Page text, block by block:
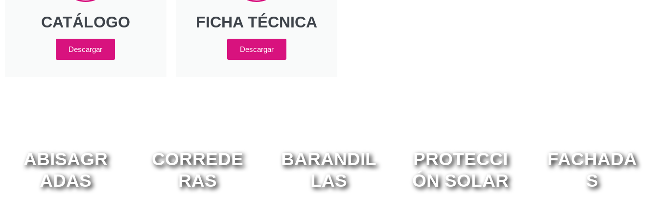
CATÁLOGO
Descargar
FICHA TÉCNICA
Descargar
ABISAGR
ADAS
CORREDE
RAS
BARANDIL
LAS
PROTECCI
ÓN SOLAR
FACHADA
S